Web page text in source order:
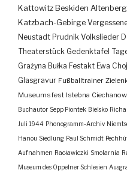
Kattowitz Beskiden Altenberg
Katzbach-Gebirge
Neustadt Prudnik Volkslieder
Theaterstück Gedenktafel
Grażyna Bułka Festakt Ewa
Glasgravur Fußballtrainer
Museumsfest Istebna
Buchautor Sepp Piontek Bielsko
Juli 1944 Phonogramm-Archiv
Hanou Siedlung Paul Schmidt
Aufnahmen Racławiczki Smolarnia
Museum des Oppelner Schlesien